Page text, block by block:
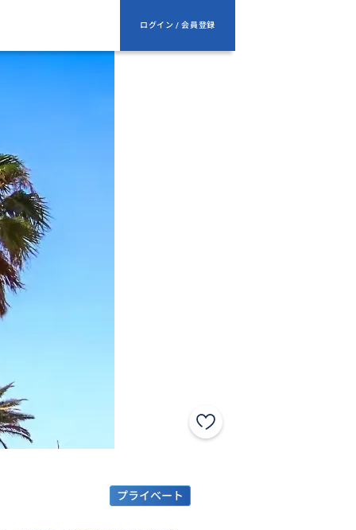
ログイン / 会員登録
プライベート